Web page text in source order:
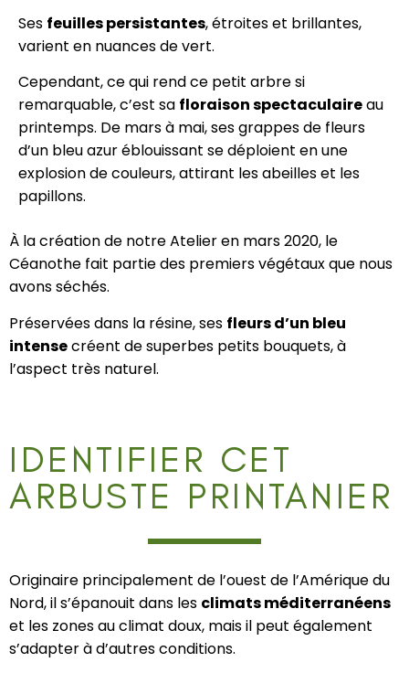
Ses feuilles persistantes, étroites et brillantes,
varient en nuances de vert.
Cependant, ce qui rend ce petit arbre si
remarquable, c’est sa floraison spectaculaireau
printemps. De mars à mai, ses grappes de fleurs
d’un bleu azur éblouissant se déploient en une
explosion de couleurs, attirant les abeilles et les
papillons.
À la création de notre Atelier en mars 2020, le
Céanothe fait partie des premiers végétaux que nous
avons séchés.
Préservées dans la résine, ses fleurs d’un bleu
intensecréent de superbes petits bouquets, à
l’aspect très naturel.
IDENTIFIER CET
ARBUSTE PRINTANIER
Originaire principalement de l’ouest de l’Amérique du
Nord, il s’épanouit dans les climats méditerranéens
et les zones au climat doux, mais il peut également
s’adapter à d’autres conditions.